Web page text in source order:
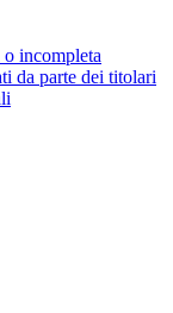
o incompleta
da parte dei titolari